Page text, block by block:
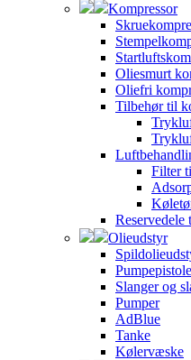
Kompressor
Oliesmurt
Oliefri
Tilbehør til
Filter
Reservedele
Olieudstyr
Slanger og
Pumper
AdBlue
Tanke
Kølervæske